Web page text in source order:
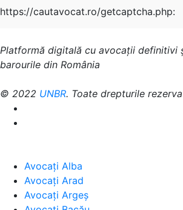
https://cautavocat.ro/getcaptcha.php:
Platformă digitală cu avocații definitivi
barourile din România
© 2022 UNBR. Toate drepturile
Avocați Alba
Avocați Arad
Avocați Argeș